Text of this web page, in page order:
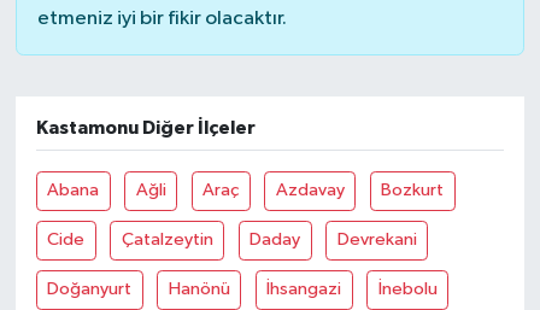
etmeniz iyi bir fikir olacaktır.
Kastamonu Diğer İlçeler
Abana Ağli Araç Azdavay Bozkurt
Cide Çatalzeytin Daday Devrekani
Doğanyurt Hanönü İhsangazi İnebolu